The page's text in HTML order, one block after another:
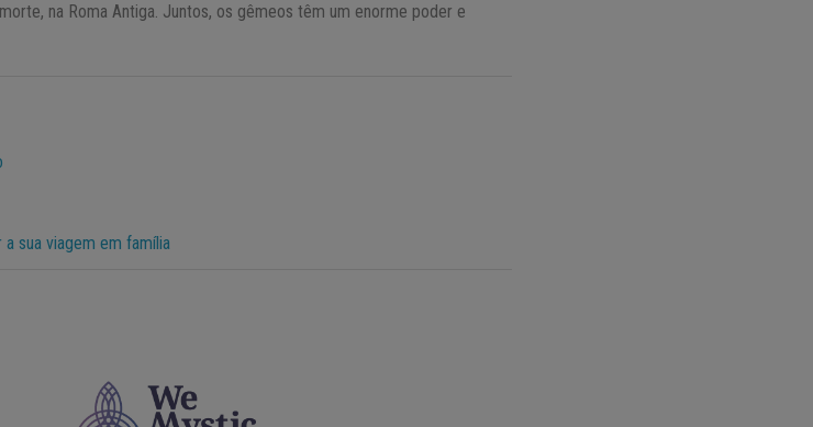
na Roma Antiga. Juntos, os gêmeos têm um enorme poder e
sua viagem em família